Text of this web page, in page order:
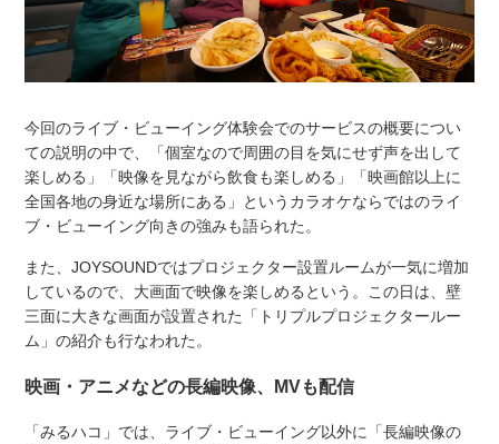
今回のライブ・ビューイング体験会でのサービスの概要につい
ての説明の中で、「個室なので周囲の目を気にせず声を出して
楽しめる」「映像を見ながら飲食も楽しめる」「映画館以上に
全国各地の身近な場所にある」というカラオケならではのライ
ブ・ビューイング向きの強みも語られた。
また、JOYSOUNDではプロジェクター設置ルームが一気に増加
しているので、大画面で映像を楽しめるという。この日は、壁
三面に大きな画面が設置された「トリプルプロジェクタールー
ム」の紹介も行なわれた。
映画・アニメなどの長編映像、MVも配信
「みるハコ」では、ライブ・ビューイング以外に「長編映像の